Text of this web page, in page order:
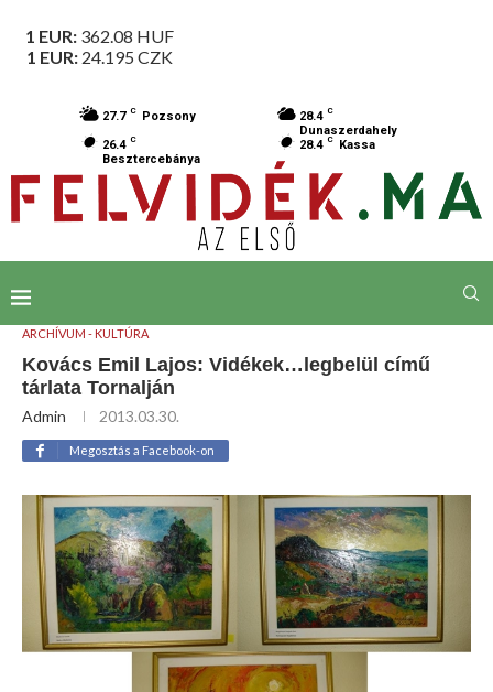
1 EUR: 362.08 HUF
1 EUR: 24.195 CZK
27.7 C Pozsony 28.4 C
Dunaszerdahely
26.4 C
Besztercebánya
28.4 C Kassa
ARCHÍVUM - KULTÚRA
Kovács Emil Lajos: Vidékek…legbelül című
tárlata Tornalján
Admin 2013.03.30.
Megosztás a Facebook-on